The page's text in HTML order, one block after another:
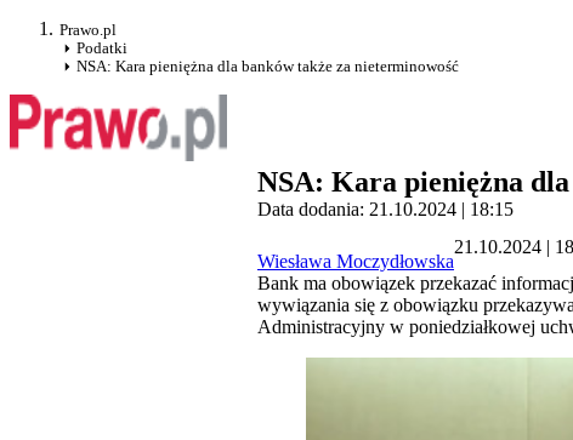
Prawo.pl
Podatki
NSA: Kara pieniężna dla banków także za nieterminowość
NSA: Kara pieniężna
Data dodania: 21.10.2024 | 18:15
Wiesława Moczydłowska
21.10.2024 |
Bank ma obowiązek przekazać
wywiązania się z obowiązku
Administracyjny w poniedziałkowej